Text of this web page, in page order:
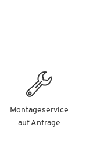
Montageservice
auf Anfrage